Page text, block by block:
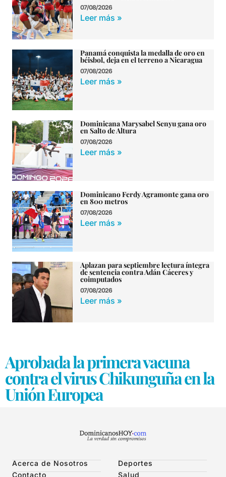
07/08/2026
Leer más »
Panamá conquista la medalla de oro en
béisbol, deja en el terreno a Nicaragua
07/08/2026
Leer más »
Dominicana Marysabel Senyu gana oro
en Salto de Altura
07/08/2026
Leer más »
Dominicano Ferdy Agramonte gana oro
en 800 metros
07/08/2026
Leer más »
Aplazan para septiembre lectura íntegra
de sentencia contra Adán Cáceres y
coimputados
07/08/2026
Leer más »
Aprobada la primera vacuna
contra el virus Chikunguña en la
Unión Europea
Acerca de Nosotros
Contacto
Deportes
Salud